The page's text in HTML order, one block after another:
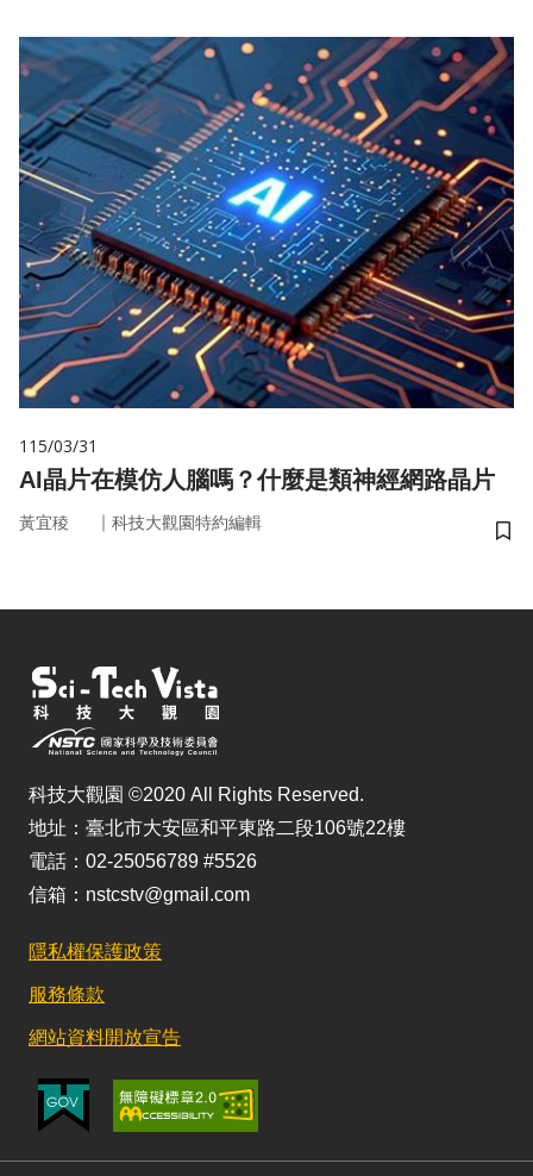
115/03/31
AI晶片在模仿人腦嗎？什麼是類神經網路晶片
黃宜稜 ｜ 科技大觀園特約編輯
儲
科技大觀園 ©2020 All Rights Reserved.
地址：臺北市大安區和平東路二段106號22樓
電話：02-25056789 #5526
信箱：nstcstv@gmail.com
隱私權保護政策
服務條款
網站資料開放宣告